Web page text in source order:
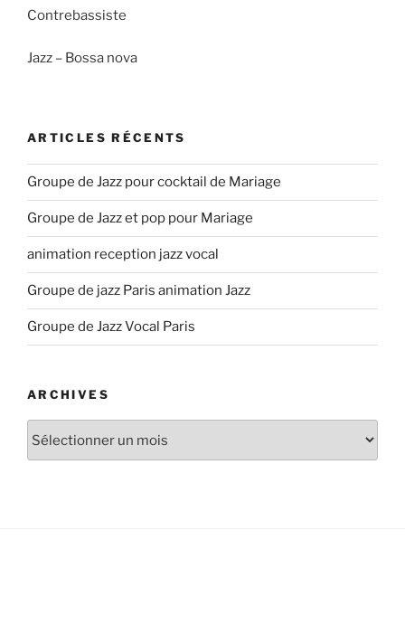
Contrebassiste
Jazz – Bossa nova
ARTICLES RÉCENTS
Groupe de Jazz pour cocktail de Mariage
Groupe de Jazz et pop pour Mariage
animation reception jazz vocal
Groupe de jazz Paris animation Jazz
Groupe de Jazz Vocal Paris
ARCHIVES